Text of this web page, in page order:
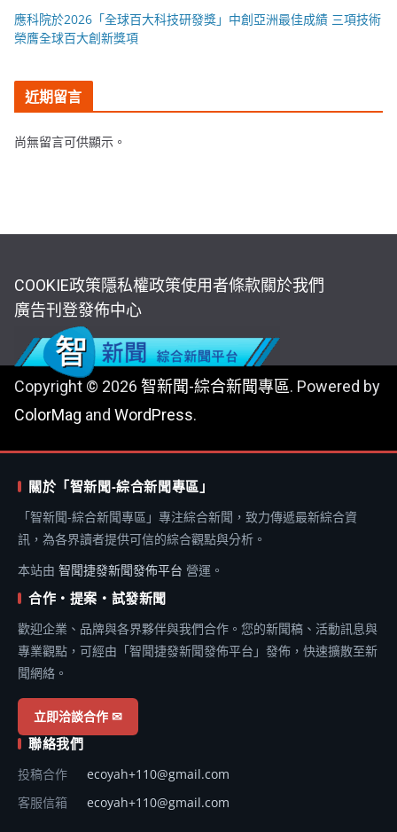
應科院於2026「全球百大科技研發獎」中創亞洲最佳成績 三項技術
榮膺全球百大創新獎項
近期留言
尚無留言可供顯示。
COOKIE政策隱私權政策使用者條款關於我們
廣告刊登發佈中心
Copyright © 2026 智新聞-綜合新聞專區. Powered by
ColorMag and WordPress.
關於「智新聞-綜合新聞專區」
「智新聞-綜合新聞專區」專注綜合新聞，致力傳遞最新綜合資
訊，為各界讀者提供可信的綜合觀點與分析。
本站由 智聞捷發新聞發佈平台 營運。
合作・提案・試發新聞
歡迎企業、品牌與各界夥伴與我們合作。您的新聞稿、活動訊息與
專業觀點，可經由「智聞捷發新聞發佈平台」發佈，快速擴散至新
聞網絡。
立即洽談合作 ✉
聯絡我們
投稿合作
ecoyah+110@gmail.com
客服信箱
ecoyah+110@gmail.com